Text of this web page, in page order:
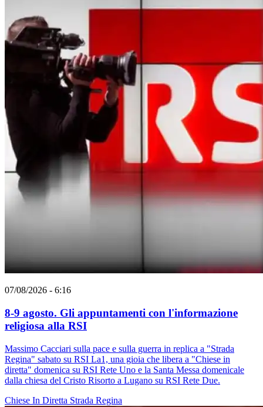
07/08/2026 - 6:16
8-9 agosto. Gli appuntamenti con l'informazione
religiosa alla RSI
Massimo Cacciari sulla pace e sulla guerra in replica a "Strada
Regina" sabato su RSI La1, una gioia che libera a "Chiese in
diretta" domenica su RSI Rete Uno e la Santa Messa domenicale
dalla chiesa del Cristo Risorto a Lugano su RSI Rete Due.
Chiese In Diretta Strada Regina